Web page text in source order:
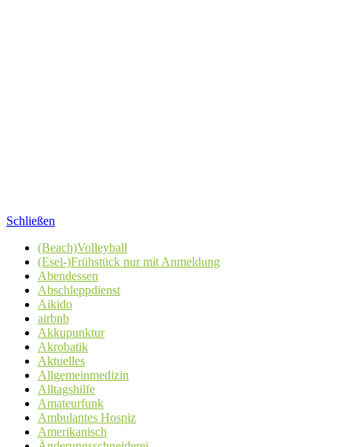
Schließen
(Beach)Volleyball
(Esel-)Frühstück nur mit Anmeldung
Abendessen
Abschleppdienst
Aikido
airbnb
Akkupunktur
Akrobatik
Aktuelles
Allgemeinmedizin
Alltagshilfe
Amateurfunk
Ambulantes Hospiz
Amerikanisch